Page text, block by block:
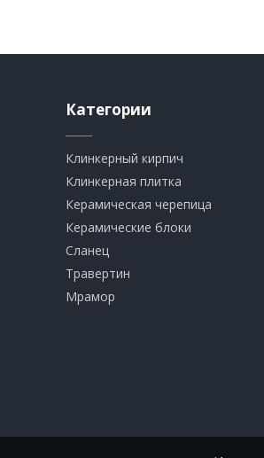
Категории
Клинкерный кирпич​
​Клинкерная плитка
​Керамическая черепица
​Керамические блоки
​Сланец
Травертин​
​Мрамор